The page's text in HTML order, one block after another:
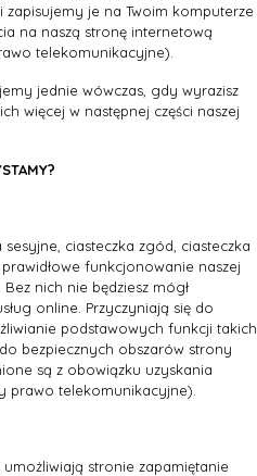
je na Twoim komputerze
na naszą stronę internetową
telekomunikacyjne).
jednie wówczas, gdy wyrazisz
więcej w następnej części naszej
ciasteczka zgód, ciasteczka
funkcjonowanie naszej
nich nie będziesz mógł
online. Przyczyniają się do
podstawowych funkcji takich
bezpiecznych obszarów strony
są z obowiązku uzyskania
prawo telekomunikacyjne).
stronie zapamiętanie